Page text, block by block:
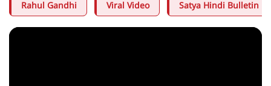
Rahul Gandhi Viral Video Satya Hindi Bulletin